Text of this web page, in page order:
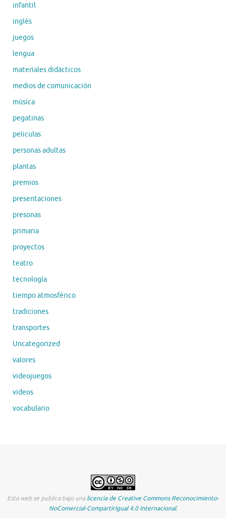
infantil
inglés
juegos
lengua
materiales didácticos
medios de comunicación
música
pegatinas
peliculas
personas adultas
plantas
premios
presentaciones
presonas
primaria
proyectos
teatro
tecnología
tiempo atmosférico
tradiciones
transportes
Uncategorized
valores
videojuegos
videos
vocabulario
Esta web se publica bajo unalicencia de Creative Commons Reconocimiento-
NoComercial-CompartirIgual 4.0 Internacional.